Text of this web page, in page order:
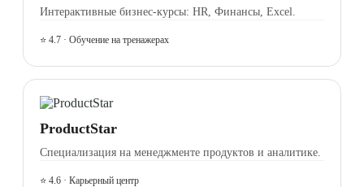
Интерактивные бизнес-курсы: HR, Финансы, Excel.
⭐ 4.7 · Обучение на тренажерах
ProductStar
Специализация на менеджменте продуктов и аналитике.
⭐ 4.6 · Карьерный центр